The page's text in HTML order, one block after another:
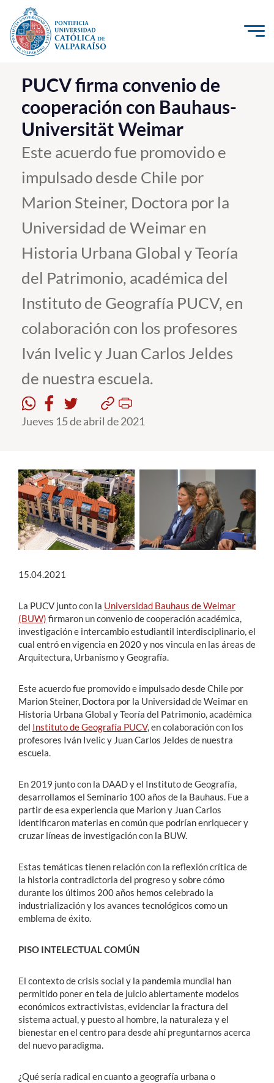
Click acá para ir directamente al contenido
La Universidad
Investigación, Creación e Innovación
PUCV Internacional
Vinculación con el Medio
Admisión
Pregrado
Estudiantes
Académicos
Funcionarios
Alumni
English
PUCV firma convenio de
cooperación con Bauhaus-
Universität Weimar
Este acuerdo fue promovido e
impulsado desde Chile por
Marion Steiner, Doctora por la
Universidad de Weimar en
Historia Urbana Global y Teoría
del Patrimonio, académica del
Instituto de Geografía PUCV, en
colaboración con los profesores
Iván Ivelic y Juan Carlos Jeldes
de nuestra escuela.
Jueves 15 de abril de 2021
15.04.2021
La PUCV junto con la Universidad Bauhaus de Weimar
(BUW) firmaron un convenio de cooperación académica,
investigación e intercambio estudiantil interdisciplinario, el
cual entró en vigencia en 2020 y nos vincula en las áreas de
Arquitectura, Urbanismo y Geografía.
Este acuerdo fue promovido e impulsado desde Chile por
Marion Steiner, Doctora por la Universidad de Weimar en
Historia Urbana Global y Teoría del Patrimonio, académica
del Instituto de Geografía PUCV, en colaboración con los
profesores Iván Ivelic y Juan Carlos Jeldes de nuestra
escuela.
En 2019 junto con la DAAD y el Instituto de Geografía,
desarrollamos el Seminario 100 años de la Bauhaus. Fue a
partir de esa experiencia que Marion y Juan Carlos
identificaron materias en común que podrían enriquecer y
cruzar líneas de investigación con la BUW.
Estas temáticas tienen relación con la reflexión crítica de
la historia contradictoria del progreso y sobre cómo
durante los últimos 200 años hemos celebrado la
industrialización y los avances tecnológicos como un
emblema de éxito.
PISO INTELECTUAL COMÚN
El contexto de crisis social y la pandemia mundial han
permitido poner en tela de juicio abiertamente modelos
económicos extractivistas, evidenciar la fractura del
sistema actual, y puesto al hombre, la naturaleza y el
bienestar en el centro para desde ahí preguntarnos acerca
del nuevo paradigma.
¿Qué sería radical en cuanto a geografía urbana o